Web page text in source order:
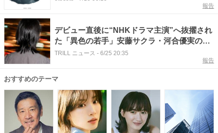
報告
デビュー直後に“NHKドラマ主演”へ抜擢され
た「異色の若手」安藤サクラ・河合優実の系
譜を継ぐ“実力派”とは
TRILL ニュース - 6/25 20:35
報告
おすすめのテーマ